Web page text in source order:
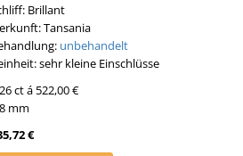
Brillant
Tansania
unbehandelt
sehr kleine Einschlüsse
ct á 522,00 €
mm
€